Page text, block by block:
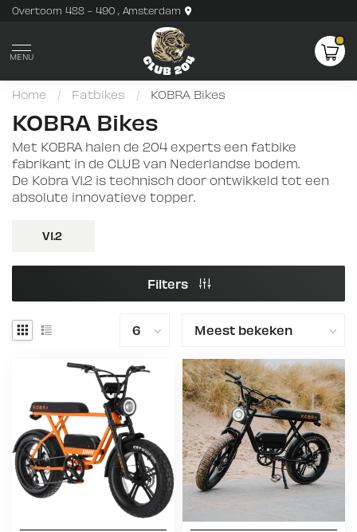
Overtoom 488 - 490 , Amsterdam
MENU
Home / Fatbikes / KOBRA Bikes
KOBRA Bikes
Met KOBRA halen de 204 experts een fatbike
fabrikant in de CLUB van Nederlandse bodem.
De Kobra V1.2 is technisch door ontwikkeld tot een
absolute innovatieve topper.
V1.2
Filters